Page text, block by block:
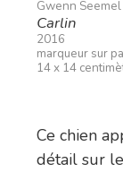
Gwenn Seemel
Carlin
2016
marqueur sur
14 x 14
Ce chien
détail sur